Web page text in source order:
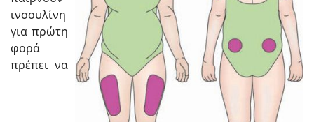
ινσουλίνη
για πρώτη
φορά
πρέπει να